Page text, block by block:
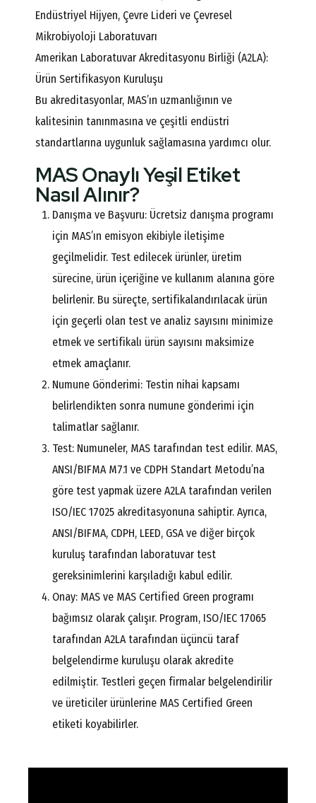
Endüstriyel Hijyen, Çevre Lideri ve Çevresel
Mikrobiyoloji Laboratuvarı
Amerikan Laboratuvar Akreditasyonu Birliği (A2LA):
Ürün Sertifikasyon Kuruluşu
Bu akreditasyonlar, MAS’ın uzmanlığının ve
kalitesinin tanınmasına ve çeşitli endüstri
standartlarına uygunluk sağlamasına yardımcı olur.
MAS Onaylı Yeşil Etiket
Nasıl Alınır?
Danışma ve Başvuru: Ücretsiz danışma programı
için MAS’ın emisyon ekibiyle iletişime
geçilmelidir. Test edilecek ürünler, üretim
sürecine, ürün içeriğine ve kullanım alanına göre
belirlenir. Bu süreçte, sertifikalandırılacak ürün
için geçerli olan test ve analiz sayısını minimize
etmek ve sertifikalı ürün sayısını maksimize
etmek amaçlanır.
Numune Gönderimi: Testin nihai kapsamı
belirlendikten sonra numune gönderimi için
talimatlar sağlanır.
Test: Numuneler, MAS tarafından test edilir. MAS,
ANSI/BIFMA M7.1 ve CDPH Standart Metodu’na
göre test yapmak üzere A2LA tarafından verilen
ISO/IEC 17025 akreditasyonuna sahiptir. Ayrıca,
ANSI/BIFMA, CDPH, LEED, GSA ve diğer birçok
kuruluş tarafından laboratuvar test
gereksinimlerini karşıladığı kabul edilir.
Onay: MAS ve MAS Certified Green programı
bağımsız olarak çalışır. Program, ISO/IEC 17065
tarafından A2LA tarafından üçüncü taraf
belgelendirme kuruluşu olarak akredite
edilmiştir. Testleri geçen firmalar belgelendirilir
ve üreticiler ürünlerine MAS Certified Green
etiketi koyabilirler.